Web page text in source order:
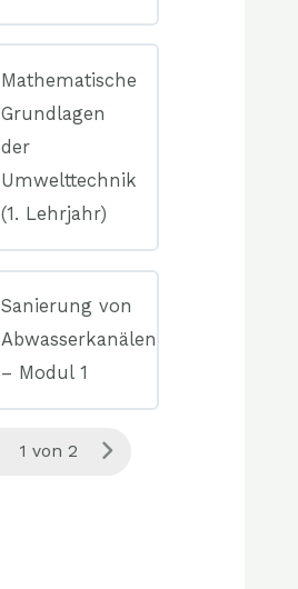
0%
COMPLETE
0/0
Elemente(n)
Mathematische
Grundlagen
der
Umwelttechnik
(1. Lehrjahr)
0%
COMPLETE
0/0
Elemente(n)
Sanierung von
Abwasserkanälen
– Modul 1
0%
0/01 von 2